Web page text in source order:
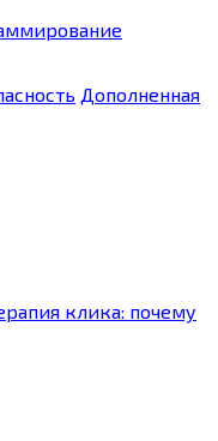
Дополненная
клика: почему